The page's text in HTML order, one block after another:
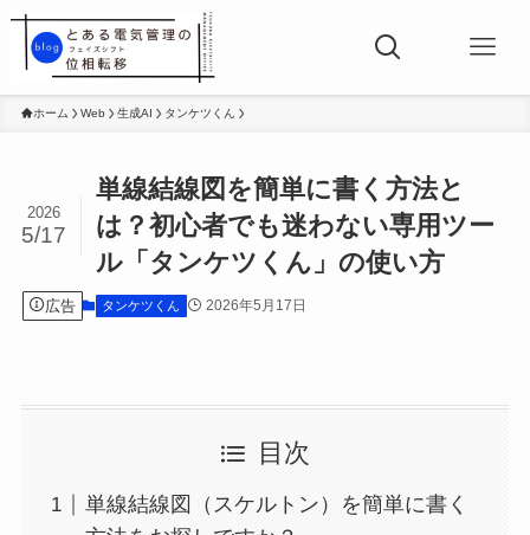
ホーム Web 生成AI タンケツくん
単線結線図を簡単に書く方法と
は？初心者でも迷わない専用ツー
ル「タンケツくん」の使い方
2026
5/17
広告 タンケツくん 2026年5月17日
目次
単線結線図（スケルトン）を簡単に書く